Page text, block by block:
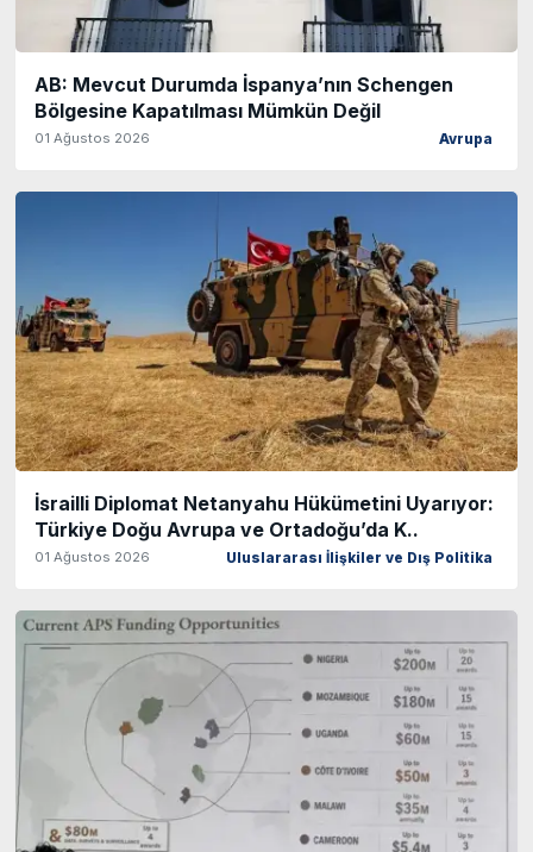
AB: Mevcut Durumda İspanya’nın Schengen
Bölgesine Kapatılması Mümkün Değil
01 Ağustos 2026 Avrupa
İsrailli Diplomat Netanyahu Hükümetini Uyarıyor:
Türkiye Doğu Avrupa ve Ortadoğu’da K..
01 Ağustos 2026 Uluslararası İlişkiler ve Dış Politika